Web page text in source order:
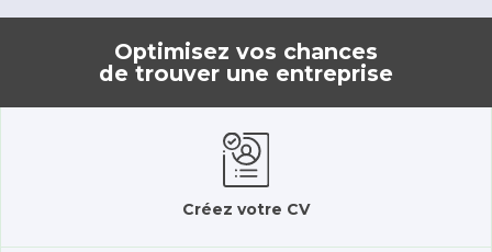
Optimisez vos chances
de trouver une entreprise
Créez votre CV